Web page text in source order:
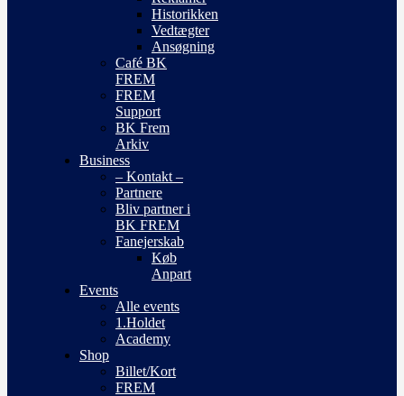
Historikken
Vedtægter
Ansøgning
Café BK
FREM
FREM
Support
BK Frem
Arkiv
Business
– Kontakt –
Partnere
Bliv partner i
BK FREM
Fanejerskab
Køb
Anpart
Events
Alle events
1.Holdet
Academy
Shop
Billet/Kort
FREM